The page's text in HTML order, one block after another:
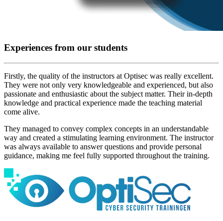
Experiences from our students
Firstly, the quality of the instructors at Optisec was really excellent.
They were not only very knowledgeable and experienced, but also
passionate and enthusiastic about the subject matter. Their in-depth
knowledge and practical experience made the teaching material
come alive.
They managed to convey complex concepts in an understandable
way and created a stimulating learning environment. The instructor
was always available to answer questions and provide personal
guidance, making me feel fully supported throughout the training.